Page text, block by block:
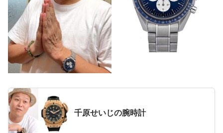
千原せいじの腕時計